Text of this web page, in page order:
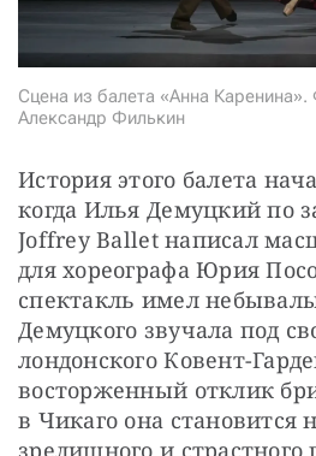
Сцена из балета «Анна
Александр Филькин
История этого балета
когда Илья Демуцкий по
Joffrey Ballet написал
для хореографа Юрия
спектакль имел
Демуцкого звучала под
лондонского Ковент-
восторженный отклик
в Чикаго она становится
зрелищного и страстного
+7 (929) 612-03-68